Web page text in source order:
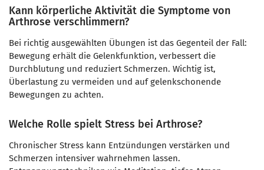
Kann körperliche Aktivität die Symptome von
Arthrose verschlimmern?
Bei richtig ausgewählten Übungen ist das Gegenteil der Fall:
Bewegung erhält die Gelenkfunktion, verbessert die
Durchblutung und reduziert Schmerzen. Wichtig ist,
Überlastung zu vermeiden und auf gelenkschonende
Bewegungen zu achten.
Welche Rolle spielt Stress bei Arthrose?
Chronischer Stress kann Entzündungen verstärken und
Schmerzen intensiver wahrnehmen lassen.